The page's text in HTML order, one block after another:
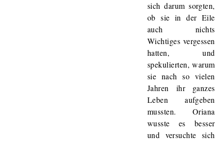
sich darum sorgten,
ob sie in der Eile
auch nichts
Wichtiges vergessen
hatten, und
spekulierten, warum
sie nach so vielen
Jahren ihr ganzes
Leben aufgeben
mussten. Oriana
wusste es besser
und versuchte sich